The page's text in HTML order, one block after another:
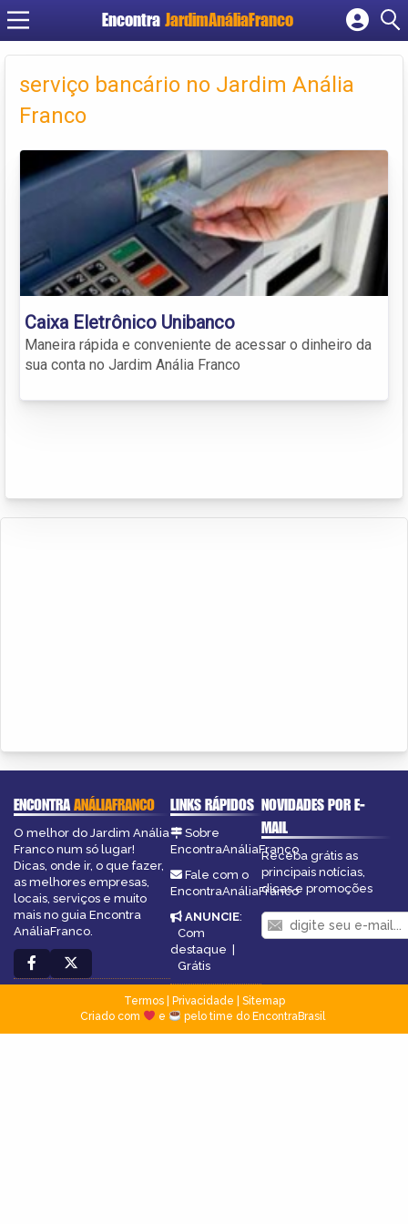
Encontra JardimAnáliaFranco
Cadastrar empresa
Criar conta
serviço bancário no Jardim Anália
Franco
Caixa Eletrônico Unibanco
Maneira rápida e conveniente de acessar o dinheiro da
sua conta no Jardim Anália Franco
ENCONTRAANÁLIAFRANCO
O melhor do Jardim Anália
Franco num só lugar!
Dicas, onde ir, o que fazer,
as melhores empresas,
locais, serviços e muito
mais no guia Encontra
AnáliaFranco.
LINKS RÁPIDOS
Sobre
EncontraAnáliaFranco
Fale com o
EncontraAnáliaFranco
ANUNCIE:
Com
destaque |
Grátis
NOVIDADES POR E-
MAIL
Receba grátis as
principais notícias,
dicas e promoções
Termos| Privacidade
Sitemap
Criado com
e pelo time do EncontraBrasil